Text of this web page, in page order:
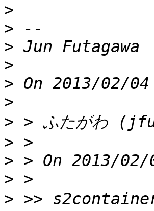
>
>
>
>
>
>
>
>
>
>
>